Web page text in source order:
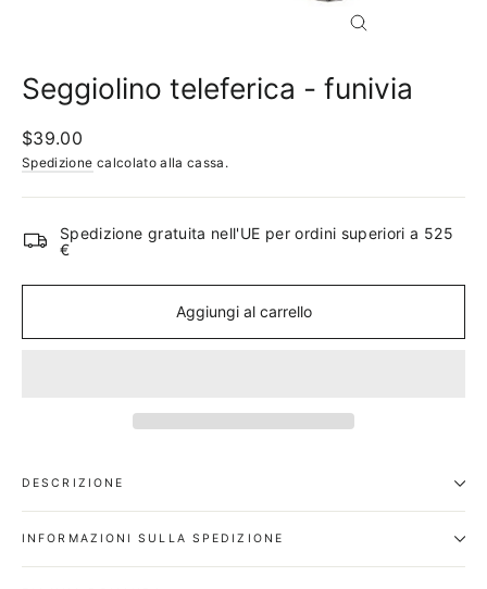
Seggiolino teleferica - funivia
Prezzo
normale
$39.00
Spedizione calcolato alla cassa.
Spedizione gratuita nell'UE per ordini superiori a 525
€
Aggiungi al carrello
DESCRIZIONE
INFORMAZIONI SULLA SPEDIZIONE